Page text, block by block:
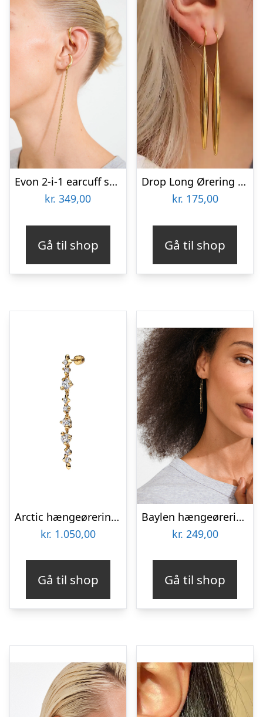
Evon 2-i-1 earcuff sæt – forgyldt
kr. 349,00
Gå til shop
Drop Long Ørering – Lang Forgyldt Ørering i Ædelstål 6 cm
kr. 175,00
Gå til shop
Arctic hængeørering, Large – forgyldt
kr. 1.050,00
Gå til shop
Baylen hængeøreringe – forgyldt
kr. 249,00
Gå til shop